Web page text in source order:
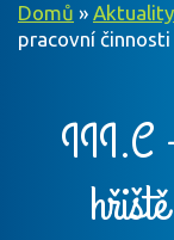
Domů » Aktuality
pracovní činnosti
III.C –